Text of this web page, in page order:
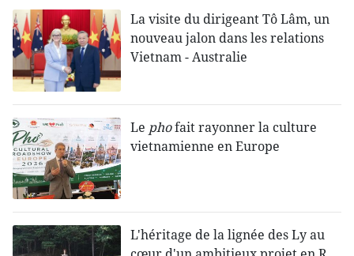
La visite du dirigeant Tô Lâm, un
nouveau jalon dans les relations
Vietnam - Australie
Le phofait rayonner la culture
vietnamienne en Europe
L'héritage de la lignée des Ly au